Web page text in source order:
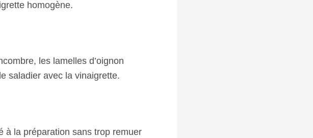
homogène.
les lamelles d’oignon
saladier avec la vinaigrette.
à la préparation sans trop remuer